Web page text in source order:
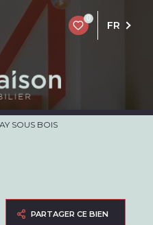
0
FR
SOUS BOIS
PARTAGER CE BIEN